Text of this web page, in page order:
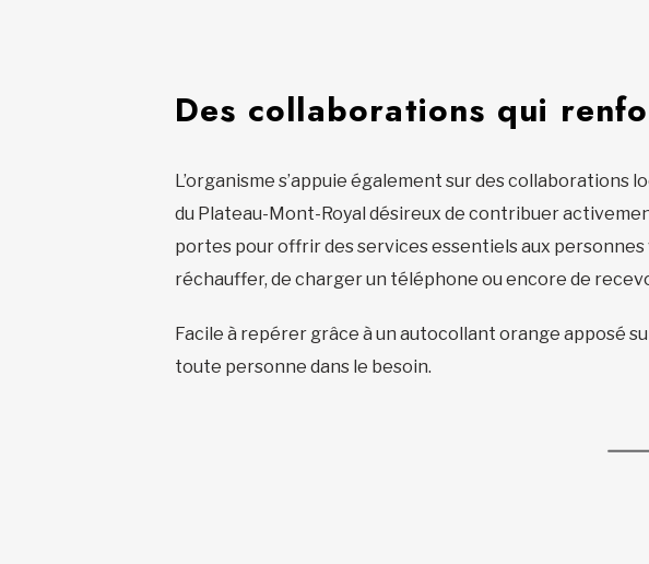
Des collaborations qui
L’organisme s’appuie également sur des collaborations
du Plateau-Mont-Royal désireux de contribuer
portes pour offrir des services essentiels aux personnes
réchauffer, de charger un téléphone ou encore de
Facile à repérer grâce à un autocollant orange apposé
toute personne dans le besoin.